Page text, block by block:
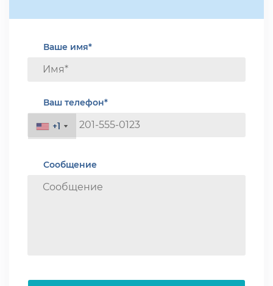
Ваше имя*
Ваш телефон*
+1
+1
Сообщение